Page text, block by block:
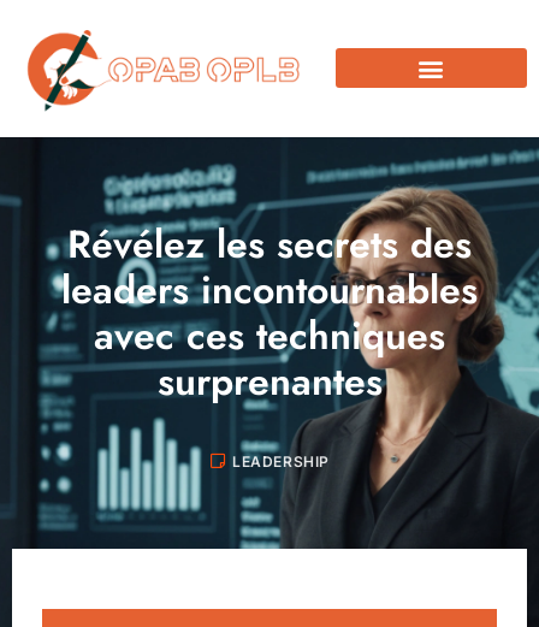
Révélez les secrets des
leaders incontournables
avec ces techniques
surprenantes
LEADERSHIP